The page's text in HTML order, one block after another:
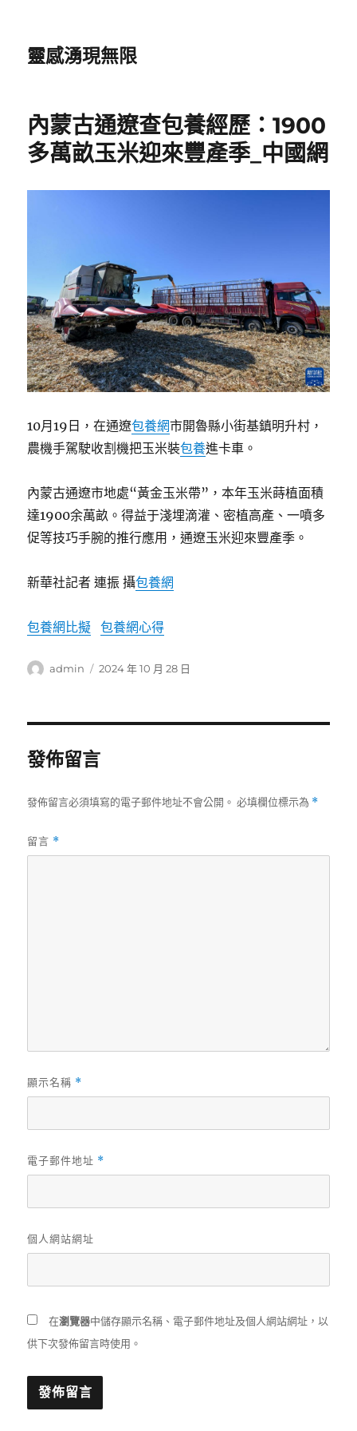
靈感湧現無限
內蒙古通遼查包養經歷：1900
多萬畝玉米迎來豐產季_中國網
10月19日，在通遼包養網市開魯縣小街基鎮明升村，
農機手駕駛收割機把玉米裝包養進卡車。
內蒙古通遼市地處“黃金玉米帶”，本年玉米蒔植面積
達1900余萬畝。得益于淺埋滴灌、密植高產、一噴多
促等技巧手腕的推行應用，通遼玉米迎來豐產季。
新華社記者 連振 攝包養網
包養網比擬 包養網心得
作
admin
發
2024 年 10 月 28 日
發佈留言
發佈留言必須填寫的電子郵件地址不會公開。 必填欄位標示為 *
留言 *
顯示名稱 *
電子郵件地址 *
個人網站網址
在瀏覽器中儲存顯示名稱、電子郵件地址及個人網站網址，以
供下次發佈留言時使用。